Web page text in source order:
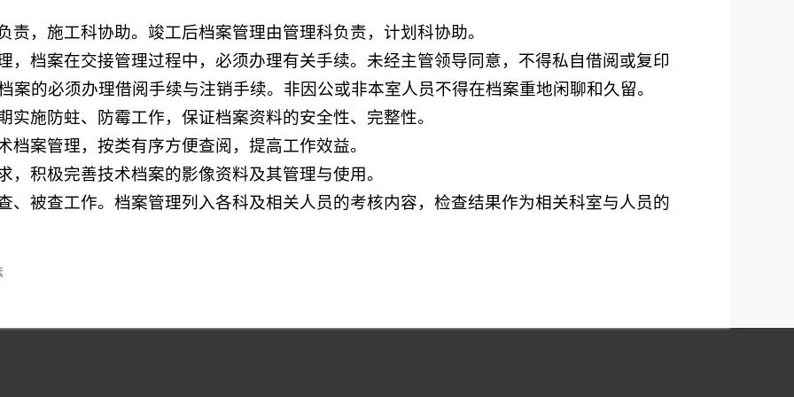
责，施工科协助。竣工后档案管理由管理科负责，计划科协助。
，档案在交接管理过程中，必须办理有关手续。未经主管领导同意，不得私自借阅或复印
案的必须办理借阅手续与注销手续。非因公或非本室人员不得在档案重地闲聊和久留。
实施防蛀、防霉工作，保证档案资料的安全性、完整性。
案管理，按类有序方便查阅，提高工作效益。
积极完善技术档案的影像资料及其管理与使用。
、被查工作。档案管理列入各科及相关人员的考核内容，检查结果作为相关科室与人员的